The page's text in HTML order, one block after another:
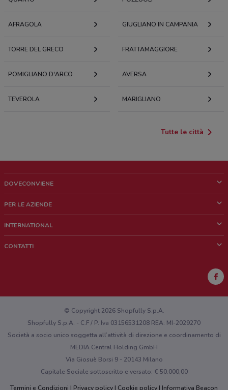
AFRAGOLA GIUGLIANO IN CAMPANIA
TORRE DEL GRECO FRATTAMAGGIORE
POMIGLIANO D'ARCO AVERSA
TEVEROLA MARIGLIANO
Tutte le città
DOVECONVIENE
Chi siamo
Lavora con noi
PER LE AZIENDE
Richieste commerciali e marketing
INTERNATIONAL
CONTATTI
Hai un malfunzionamento sul web o sull'app?
© Copyright 2026 Shopfully S.p.A.
Shopfully S.p.A. - C.F / P. Iva 03156531208 REA: MI-2029270
Società a socio unico soggetta all’attività di direzione e coordinamento di
MEDIA Central Holding GmbH
Via Giosuè Borsi 9 - 20143 Milano
Capitale Sociale sottoscritto e versato: € 50.000,00
Termini e Condizioni
Privacy policy Cookie policy Informativa Beacon